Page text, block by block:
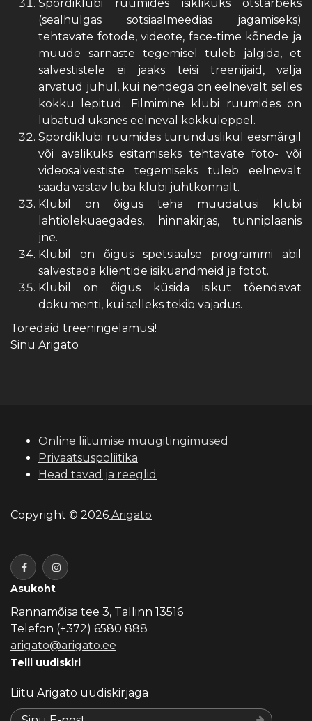
Spordiklubi ruumides isiklikuks otstarbeks
(sealhulgas sotsiaalmeedias jagamiseks)
tehtavate fotode, videote, face-time kõnede ja
muude sarnaste tegemisel tuleb jälgida, et
salvestistele ei jääks teisi treenijaid, välja
arvatud juhul, kui nendega on eelnevalt selles
kokku lepitud. Filmimine klubi ruumides on
lubatud üksnes eelneval kokkuleppel.
Spordiklubi ruumides turunduslikul eesmärgil
või avalikuks esitamiseks tehtavate foto- või
videosalvestiste tegemiseks tuleb eelnevalt
saada vastav luba klubi juhtkonnalt.
Klubil on õigus teha muudatusi klubi
lahtiolekuaegades, hinnakirjas, tunniplaanis
jne.
Klubil on õigus spetsiaalse programmi abil
salvestada klientide isikuandmeid ja fotot.
Klubil on õigus küsida isikut tõendavat
dokumenti, kui selleks tekib vajadus.
Toredaid treeningelamusi!
Sinu Arigato
Online liitumise müügitingimused
Privaatsuspoliitika
Head tavad ja reeglid
Copyright © 2026 Arigato
Asukoht
Rannamõisa tee 3, Tallinn 13516
Telefon (+372) 6580 888
arigato@arigato.ee
Telli uudiskiri
Liitu Arigato uudiskirjaga